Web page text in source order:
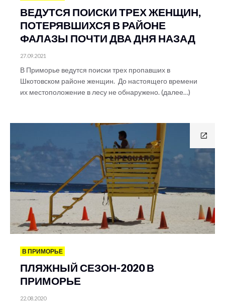
ВЕДУТСЯ ПОИСКИ ТРЕХ ЖЕНЩИН,
ПОТЕРЯВШИХСЯ В РАЙОНЕ
ФАЛАЗЫ ПОЧТИ ДВА ДНЯ НАЗАД
27.09.2021
В Приморье ведутся поиски трех пропавших в
Шкотовском районе женщин. До настоящего времени
их местоположение в лесу не обнаружено. (далее…)
В ПРИМОРЬЕ
ПЛЯЖНЫЙ СЕЗОН-2020 В
ПРИМОРЬЕ
22.08.2020